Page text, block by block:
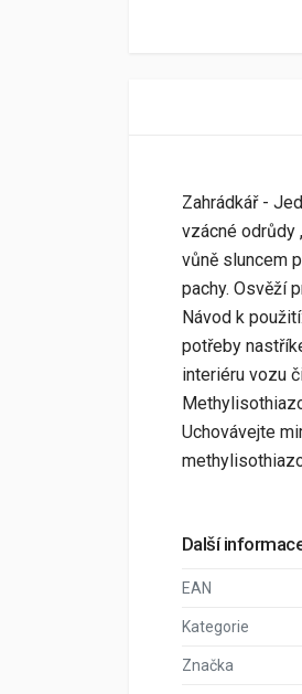
Zahrádkář -
vzácné odrůdy
vůně sluncem
pachy. Osvěží
Návod k
potřeby
interiéru vozu
Uchovávejte
Další
EAN
Kategorie
Značka